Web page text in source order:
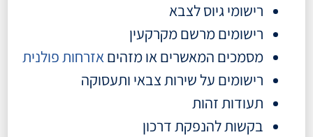
רישומי גיוס לצבא
רישומים מרשם מקרקעין
מסמכים המאשרים או מזהיםאזרחות פולנית
רישומים על שירות צבאי ותעסוקה
תעודות זהות
בקשות להנפקת דרכון